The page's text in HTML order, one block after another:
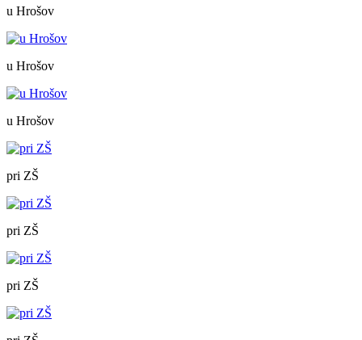
u Hrošov
u Hrošov
u Hrošov
pri ZŠ
pri ZŠ
pri ZŠ